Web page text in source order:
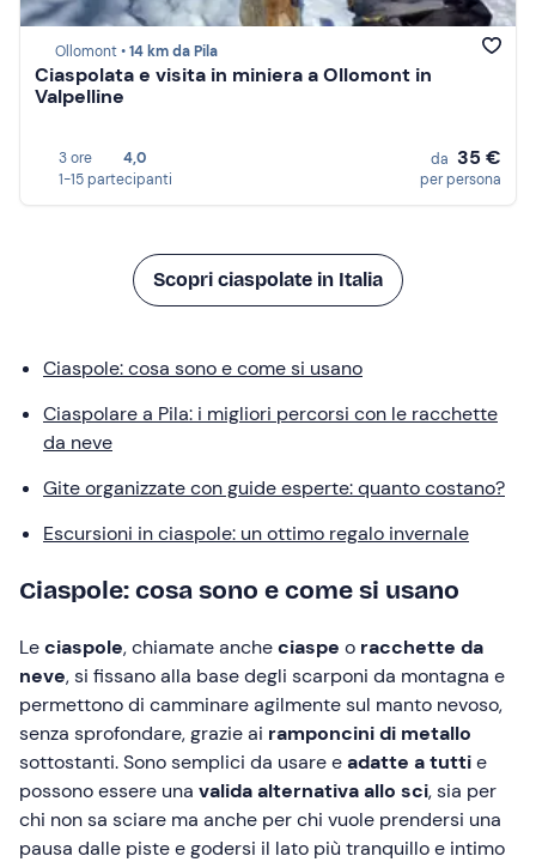
Ollomont •14 km da Pila
Ciaspolata e visita in miniera a Ollomont in
Valpelline
3 ore
4,0
1-15 partecipanti
da 35 €
per persona
Scopri ciaspolate in Italia
Ciaspole: cosa sono e come si usano
Ciaspolare a Pila: i migliori percorsi con le racchette
da neve
Gite organizzate con guide esperte: quanto costano?
Escursioni in ciaspole: un ottimo regalo invernale
Ciaspole: cosa sono e come si usano
Leciaspole, chiamate ancheciaspe o racchette da
neve, si fissano alla base degli scarponi da montagna e
permettono di camminare agilmente sul manto nevoso,
senza sprofondare, grazie ai ramponcini di metallo
sottostanti. Sono semplici da usare eadatte a tuttie
possono essere una valida alternativa allo sci, sia per
chi non sa sciare ma anche per chi vuole prendersi una
pausa dalle piste e godersi il lato più tranquillo e intimo